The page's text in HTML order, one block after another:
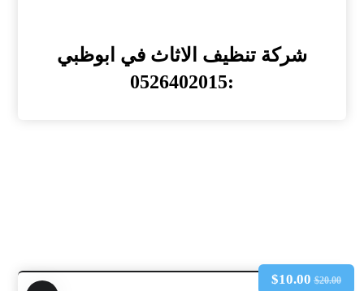
شركة تنظيف الاثاث في ابوظبي
:0526402015
$20.00
$10.00